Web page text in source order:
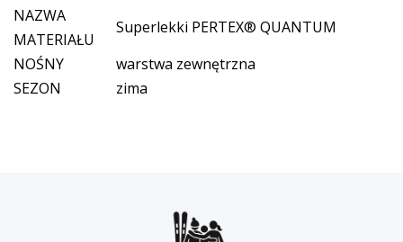
NAZWA
MATERIAŁU
Superlekki PERTEX® QUANTUM
NOŚNY
warstwa zewnętrzna
SEZON
zima